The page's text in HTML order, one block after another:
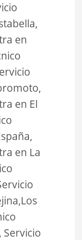
en
en El
en La
Servicio